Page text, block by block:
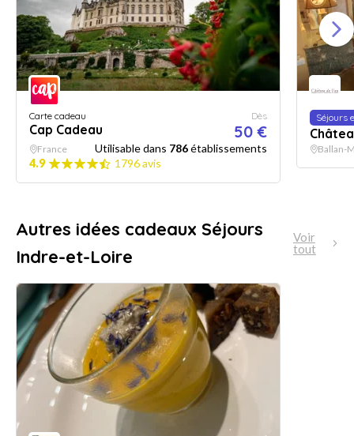
Carte cadeau
Cap Cadeau
Dès
50 €
France Utilisable dans 786établissements
4.9
1796 avis
Séjours
Ballan-
Autres idées cadeaux Séjours
Indre-et-Loire
Voir
tout